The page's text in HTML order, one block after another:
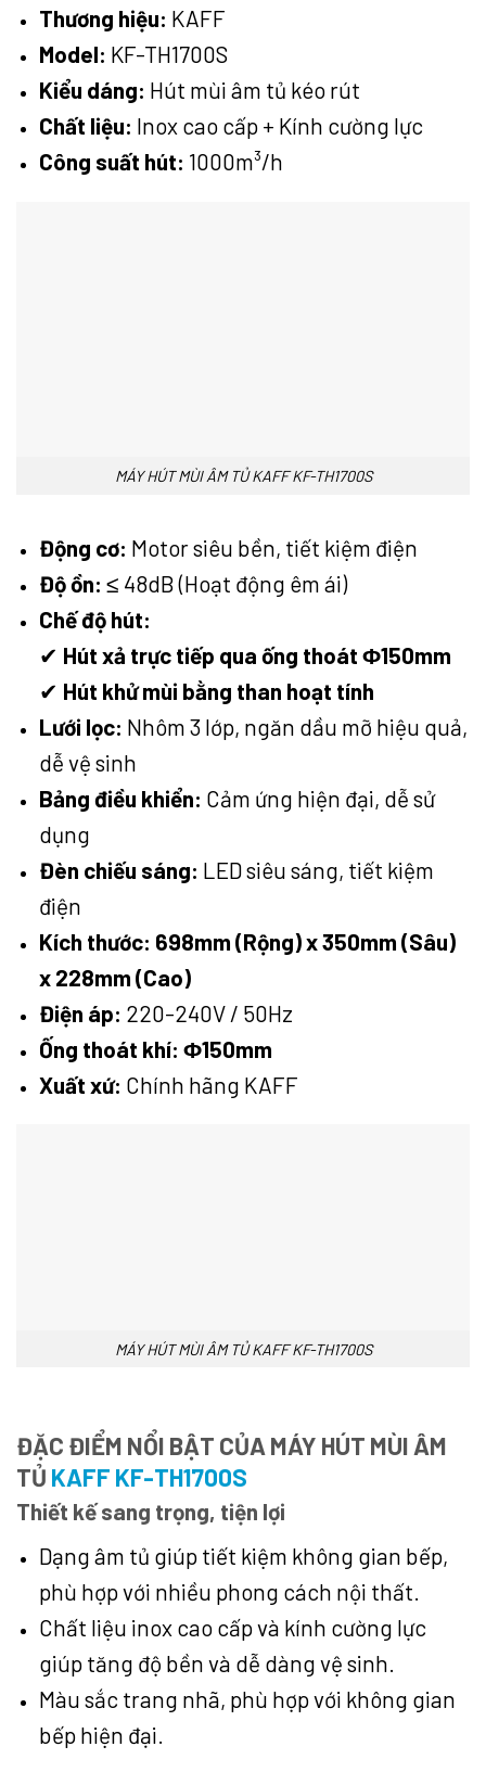
Thương hiệu: KAFF
Model: KF-TH1700S
Kiểu dáng: Hút mùi âm tủ kéo rút
Chất liệu: Inox cao cấp + Kính cường lực
Công suất hút: 1000m³/h
MÁY HÚT MÙI ÂM TỦ KAFF KF-TH1700S
Động cơ: Motor siêu bền, tiết kiệm điện
Độ ồn: ≤ 48dB (Hoạt động êm ái)
Chế độ hút:
✔ Hút xả trực tiếp qua ống thoát Φ150mm
✔ Hút khử mùi bằng than hoạt tính
Lưới lọc: Nhôm 3 lớp, ngăn dầu mỡ hiệu quả,
dễ vệ sinh
Bảng điều khiển: Cảm ứng hiện đại, dễ sử
dụng
Đèn chiếu sáng: LED siêu sáng, tiết kiệm
điện
Kích thước: 698mm (Rộng) x 350mm (Sâu)
x 228mm (Cao)
Điện áp: 220-240V / 50Hz
Ống thoát khí: Φ150mm
Xuất xứ: Chính hãng KAFF
MÁY HÚT MÙI ÂM TỦ KAFF KF-TH1700S
ĐẶC ĐIỂM NỔI BẬT CỦA MÁY HÚT MÙI ÂM
TỦ KAFF KF-TH1700S
Thiết kế sang trọng, tiện lợi
Dạng âm tủ giúp tiết kiệm không gian bếp,
phù hợp với nhiều phong cách nội thất.
Chất liệu inox cao cấp và kính cường lực
giúp tăng độ bền và dễ dàng vệ sinh.
Màu sắc trang nhã, phù hợp với không gian
bếp hiện đại.